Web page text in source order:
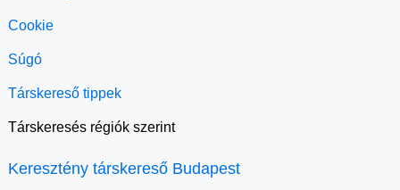
Cookie
Súgó
Társkereső tippek
Társkeresés régiók szerint
Keresztény társkereső Budapest